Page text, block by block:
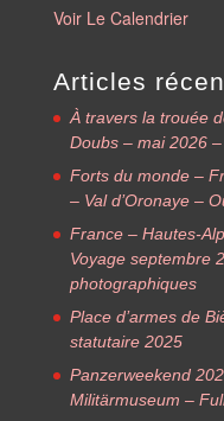
Voir Le Calendrier
Articles
À travers la trouée
Doubs – mai 2026
Forts du monde –
– Val d’Oronaye –
France – Hautes-
Voyage septembre
photographiques
Place d’armes de
statutaire 2025
Panzerweekend
Militärmuseum –